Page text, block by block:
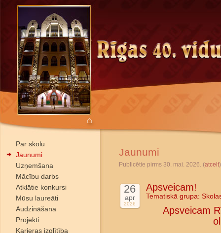
Par skolu
Jaunumi
Uzņemšana
Mācību darbs
Atklātie konkursi
Mūsu laureāti
Audzināšana
Projekti
Karjeras izglītība
Jaunumi
Publicētie pirms 30. mai. 2026. (atcelt)
26
apr
2026
Apsveicam!
Tematiskā grupa:
Apsveicam